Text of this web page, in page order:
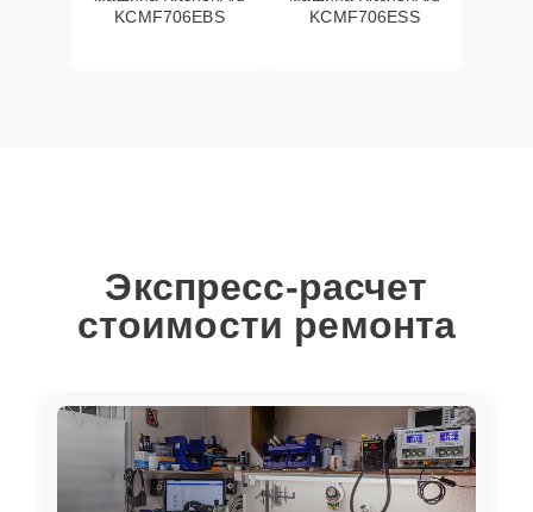
KCMF706EBS
KCMF706ESS
Экспресс-расчет
стоимости ремонта